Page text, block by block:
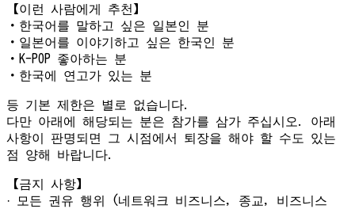
【이런 사람에게 추천】
・한국어를 말하고 싶은 일본인 분
・일본어를 이야기하고 싶은 한국인 분
・K-POP 좋아하는 분
・한국에 연고가 있는 분
등 기본 제한은 별로 없습니다.
다만 아래에 해당되는 분은 참가를 삼가 주십시오. 아래
사항이 판명되면 그 시점에서 퇴장을 해야 할 수도 있는
점 양해 바랍니다.
【금지 사항】
· 모든 권유 행위 (네트워크 비즈니스, 종교, 비즈니스